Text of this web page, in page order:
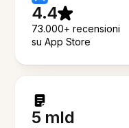
4.4
73.000+ recensioni
su App Store
5 mld